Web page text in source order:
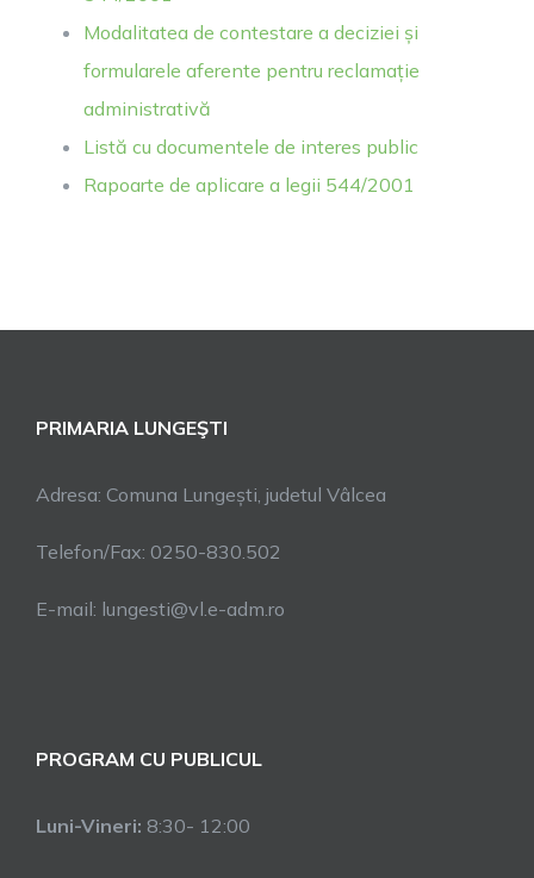
Modalitatea de contestare a deciziei și
formularele aferente pentru reclamație
administrativă
Listă cu documentele de interes public
Rapoarte de aplicare a legii 544/2001
PRIMARIA LUNGEŞTI
Adresa: Comuna Lungești, judetul Vâlcea
Telefon/Fax: 0250-830.502
E-mail: lungesti@vl.e-adm.ro
PROGRAM CU PUBLICUL
Luni-Vineri: 8:30- 12:00